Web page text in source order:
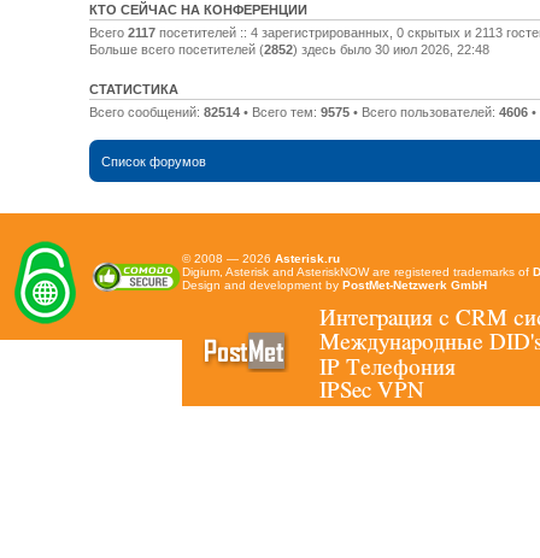
КТО СЕЙЧАС НА КОНФЕРЕНЦИИ
Всего 2117посетителей :: 4 зарегистрированных, 0 скрытых и 2113
Больше всего посетителей (2852) здесь было 30 июл 2026, 22:48
СТАТИСТИКА
Всего сообщений: 82514• Всего тем: 9575• Всего пользователей: 4606•
Список форумов
© 2008 — 2026 Asterisk.ru
Digium, Asterisk and AsteriskNOW are registered trademarks of
Design and development by PostMet-Netzwerk GmbH